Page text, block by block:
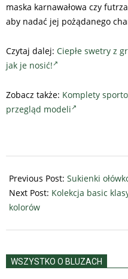
maska karnawałowa czy
aby nadać jej pożądanego
Czytaj dalej: Ciepłe swetry z
jak je nosić!
Zobacz także: Komplety
przegląd modeli
10-
10
Previous Post: Sukienki
Next Post: Kolekcja basic
kolorów
WSZYSTKO O BLUZACH